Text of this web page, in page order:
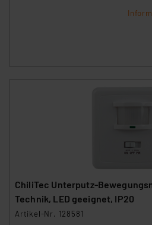
Link „Cookie Einstellungen“
Die Rechtmäßigkeit der
Weiterverarbeitung dieser
Analyse bis zum Zeitpunkt des
Daten in den USA. Ihre
(1) lit. a DSGVO. Nähere Infos zu
und zu der jeweiligen
der Datenschutzerklärung. Für
ChiliTec Unterputz-
Technik, LED geeignet, IP20
Artikel-Nr. 128581